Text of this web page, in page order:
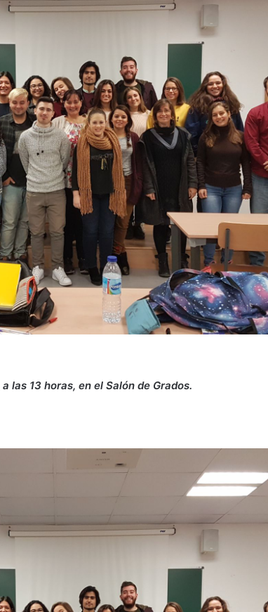
las 13 horas, en el Salón de Grados.